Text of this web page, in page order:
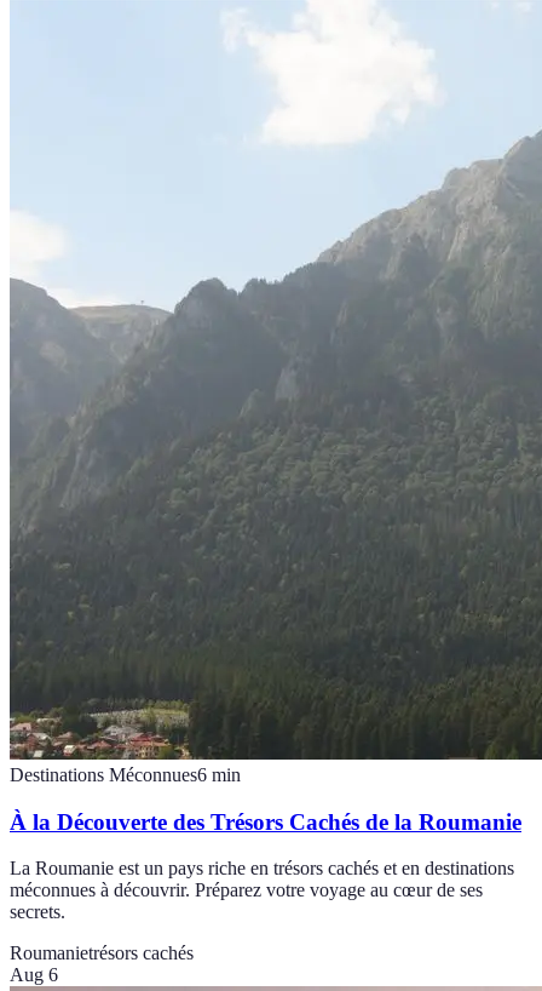
Destinations Méconnues6 min
À la Découverte des Trésors Cachés de la Roumanie
La Roumanie est un pays riche en trésors cachés et en destinations
méconnues à découvrir. Préparez votre voyage au cœur de ses
secrets.
Roumanietrésors cachés
Aug 6